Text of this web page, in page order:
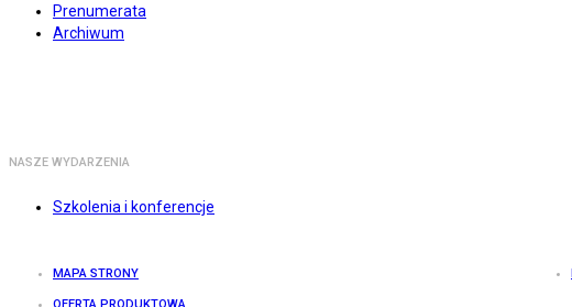
Prenumerata
Archiwum
NASZE WYDARZENIA
Szkolenia i konferencje
MAPA STRONY